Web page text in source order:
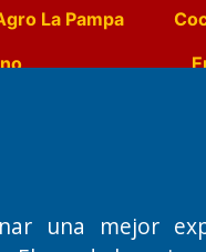
La Pampa
Primera edición: Domingo 3 de
de ADIRA,ADEPA y
una mejor